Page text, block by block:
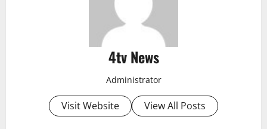
4tv News
Administrator
Visit Website View All Posts